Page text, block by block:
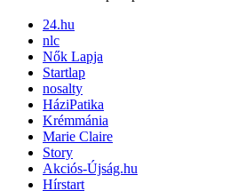
24.hu
nlc
Nők Lapja
Startlap
nosalty
HáziPatika
Krémmánia
Marie Claire
Story
Akciós-Újság.hu
Hírstart